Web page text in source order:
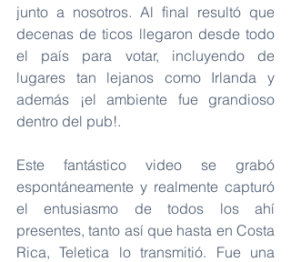
junto a nosotros. Al final resultó que
decenas de ticos llegaron desde todo
el país para votar, incluyendo de
lugares tan lejanos como Irlanda y
además ¡el ambiente fue grandioso
dentro del pub!.
Este fantástico video se grabó
espontáneamente y realmente capturó
el entusiasmo de todos los ahí
presentes, tanto así que hasta en Costa
Rica, Teletica lo transmitió. Fue una